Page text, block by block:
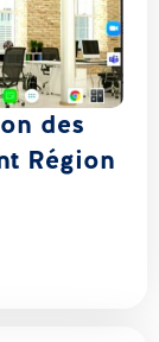
des
Région